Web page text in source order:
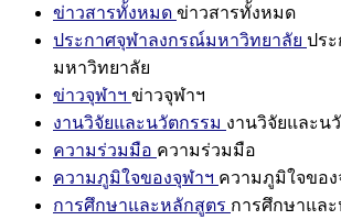
ข่าวสารทั้งหมด ข่าวสารทั้งหมด
ประกาศจุฬาลงกรณ์มหาวิทยาลัย ปร
มหาวิทยาลัย
ข่าวจุฬาฯ ข่าวจุฬาฯ
งานวิจัยและนวัตกรรม งานวิจัยและน
ความร่วมมือ ความร่วมมือ
ความภูมิใจของจุฬาฯ ความภูมิใจของ
การศึกษาและหลักสูตร การศึกษาแล